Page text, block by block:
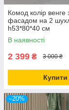
Комод колір венге
фасадом на 2
h53*80*40 см
В наявності
2 399 ₴ 3 000 ₴
Купити
–20%